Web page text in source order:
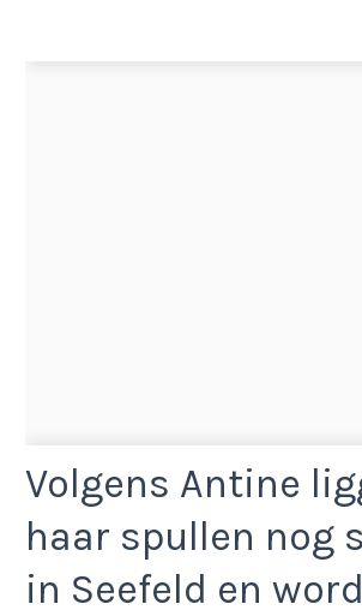
Volgens Antine
haar spullen nog
in Seefeld en